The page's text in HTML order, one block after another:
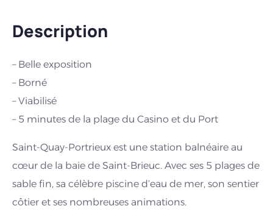
Description
– Belle exposition
– Borné
– Viabilisé
– 5 minutes de la plage du Casino et du Port
Saint-Quay-Portrieux est une station balnéaire au
cœur de la baie de Saint-Brieuc. Avec ses 5 plages de
sable fin, sa célèbre piscine d’eau de mer, son sentier
côtier et ses nombreuses animations.